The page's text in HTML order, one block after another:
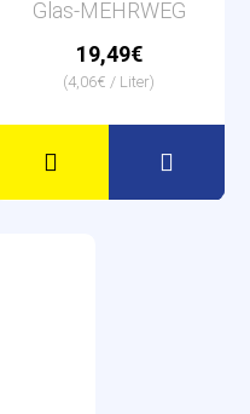
Glas-MEHRWEG
19,49€
(4,06€ / Liter)